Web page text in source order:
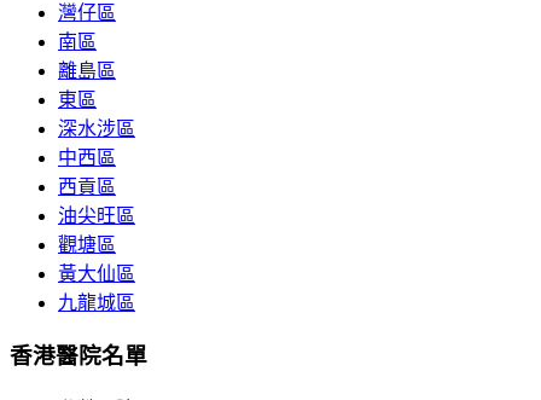
灣仔區
南區
離島區
東區
深水涉區
中西區
西貢區
油尖旺區
觀塘區
黃大仙區
九龍城區
香港醫院名單